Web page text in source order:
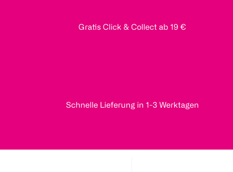
Gratis Click & Collect ab 19 €
Schnelle Lieferung in 1-3 Werktagen